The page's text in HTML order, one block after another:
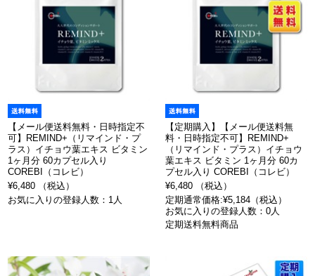
【メール便送料無料・日時指定不
可】REMIND+（リマインド・プ
ラス）イチョウ葉エキス ビタミン
1ヶ月分 60カプセル入り
COREBI（コレビ）
¥6,480 （税込）
お気に入りの登録人数：1人
【定期購入】【メール便送料無
料・日時指定不可】REMIND+
（リマインド・プラス）イチョウ
葉エキス ビタミン 1ヶ月分 60カ
プセル入り COREBI（コレビ）
¥6,480 （税込）
定期通常価格:¥5,184（税込）
お気に入りの登録人数：0人
定期送料無料商品